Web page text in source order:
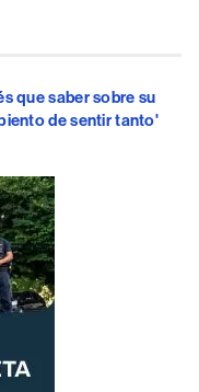
que saber sobre su
de sentir tanto'